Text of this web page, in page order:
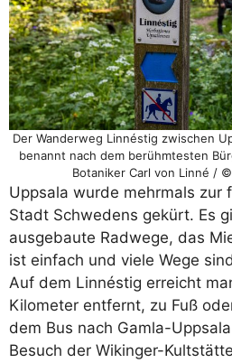
Der Wanderweg Linnéstig zwischen
benannt nach dem berühmtesten
Botaniker Carl von Linné /
Uppsala wurde mehrmals zur
Stadt Schwedens gekürt. Es
ausgebaute Radwege, das
ist einfach und viele Wege
Auf dem Linnéstig erreicht
Kilometer entfernt, zu Fuß
dem Bus nach Gamla-
Besuch der Wikinger-